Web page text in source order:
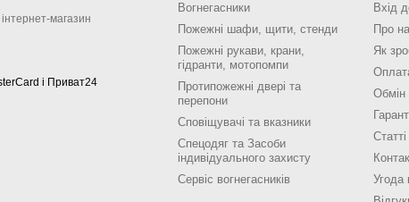
інтернет-магазин
Вогнегасники
Пожежні шафи, щити, стенди
Пожежні рукави, крани,
гідранти, мотопомпи
Протипожежні двері та
перепони
Сповіщувачі та вказники
Спецодяг та Засоби
індивідуального захисту
Сервіс вогнегасників
Вхід
Про
Як
Обмін
Статті
Угода